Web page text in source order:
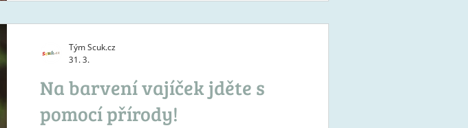
Příprava na sezónu Únor je ideální pro
Na barvení vajíček jděte s
pomocí přírody!
Tým Scuk.cz
31. 3.